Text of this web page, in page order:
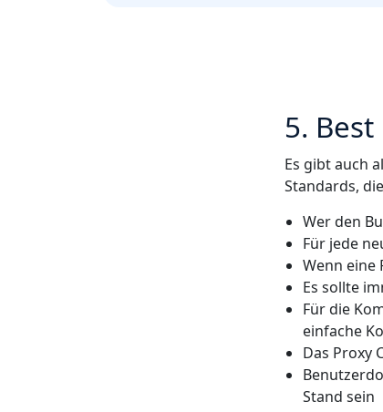
5.
Es gibt auch
Standards,
Wer den
Für jede
Wenn eine
Es sollte
Für die
einfache
Das Proxy
Stand sein